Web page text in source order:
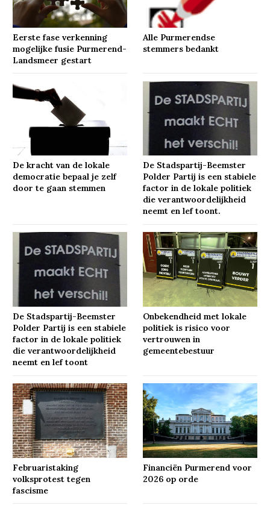
Eerste fase verkenning
mogelijke fusie Purmerend-
Landsmeer gestart
Alle Purmerendse
stemmers bedankt
De kracht van de lokale
democratie bepaal je zelf
door te gaan stemmen
De Stadspartij-Beemster
Polder Partij is een stabiele
factor in de lokale politiek
die verantwoordelijkheid
neemt en lef toont.
De Stadspartij-Beemster
Polder Partij is een stabiele
factor in de lokale politiek
die verantwoordelijkheid
neemt en lef toont
Onbekendheid met lokale
politiek is risico voor
vertrouwen in
gemeentebestuur
Februaristaking
volksprotest tegen
fascisme
Financiën Purmerend voor
2026 op orde